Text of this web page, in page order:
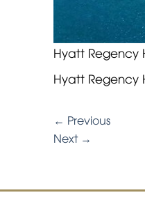
Hyatt Regency
Hyatt Regency
← Previous
Next →